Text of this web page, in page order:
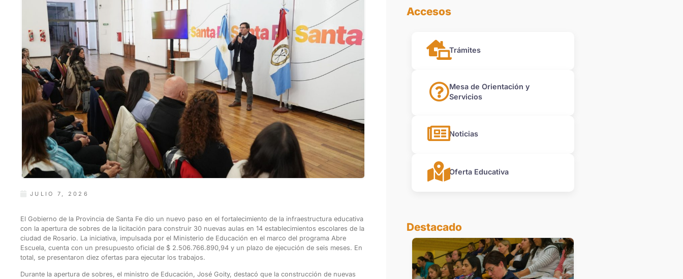
JULIO 7, 2026
El Gobierno de la Provincia de Santa Fe dio un nuevo paso en el fortalecimiento de la infraestructura educativa
con la apertura de sobres de la licitación para construir 30 nuevas aulas en 14 establecimientos escolares de la
ciudad de Rosario. La iniciativa, impulsada por el Ministerio de Educación en el marco del programa Abre
Escuela, cuenta con un presupuesto oficial de $ 2.506.766.890,94 y un plazo de ejecución de seis meses. En
total, se presentaron diez ofertas para ejecutar los trabajos.
Durante la apertura de sobres, el ministro de Educación, José Goity, destacó que la construcción de nuevas
Accesos
Trámites
Mesa de Orientación y
Servicios
Noticias
Oferta Educativa
Destacado